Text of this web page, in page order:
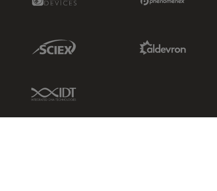
Sciex Link
IDT Link